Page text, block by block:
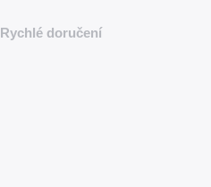
Rychlé doručení